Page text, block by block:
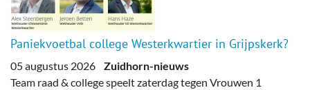
Paniekvoetbal college Westerkwartier in Grijpskerk?
05 augustus 2026 Zuidhorn-nieuws
Team raad & college speelt zaterdag tegen Vrouwen 1